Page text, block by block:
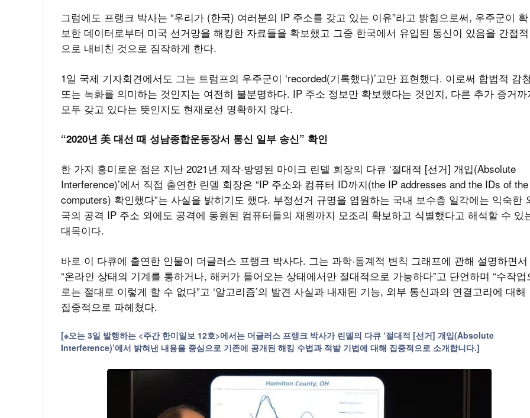
그럼에도 프랭크 박사는 “우리가 (한국) 여러분의 IP 주소를 갖고 있는 이유”라고 밝힘으로써, 우주군이 확
보한 데이터로부터 미국 선거망을 해킹한 자료들을 확보했고 그중 한국에서 유입된 통신이 있음을 간접적
으로 내비친 것으로 짐작하게 한다.
1일 국제 기자회견에서도 그는 트럼프의 우주군이 ‘recorded(기록했다)’고만 표현했다. 이로써 합법적 감
또는 녹화를 의미하는 것인지는 여전히 불분명하다. IP 주소 정보만 확보했다는 것인지, 다른 추가 증거까
모두 갖고 있다는 뜻인지도 현재로선 명확하지 않다.
“2020년 美 대선 때 성남종합운동장서 통신 일부 송신” 확인
한 가지 흥미로운 점은 지난 2021년 제작·방영된 마이크 린델 회장의 다큐 ‘절대적 [선거] 개입(Absolute
Interference)’에서 직접 출연한 린델 회장은 “IP 주소와 컴퓨터 ID까지(the IP addresses and the IDs of the
computers) 확인했다”는 사실을 밝히기도 했다. 부정선거 규명을 염원하는 국내 보수층 일각에는 익숙한
국의 공격 IP 주소 외에도 공격에 동원된 컴퓨터들의 재원까지 모조리 확보하고 식별했다고 해석할 수 있
대목이다.
바로 이 다큐에 출연한 인물이 더글러스 프랭크 박사다. 그는 과학·통계적 변칙 그래프에 관해 설명하면서
“온라인 상태의 기계를 통하거나, 해커가 들어오는 상태에서만 절대적으로 가능하다”고 단언하며 “수작업
로는 절대로 이렇게 할 수 없다”고 ‘알고리즘’의 발견 사실과 내재된 기능, 외부 통신과의 연결고리에 대해
집중적으로 파헤쳤다.
[※오는 3일 발행하는 <주간 한미일보 12호>에서는 더글러스 프랭크 박사가 린델의 다큐 ‘절대적 [선거] 개입(Absolute
Interference)’에서 밝혀낸 내용을 중심으로 기존에 공개된 해킹 수법과 적발 기법에 대해 집중적으로 소개합니다.]